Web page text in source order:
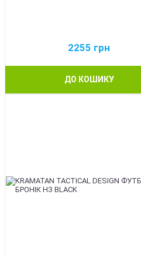
2255 грн
ДО КОШИКУ